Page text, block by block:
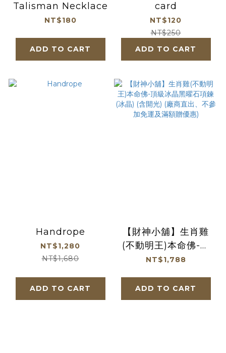
Talisman Necklace
NT$180
ADD TO CART
card
NT$120
NT$250
ADD TO CART
Handrope
NT$1,280
NT$1,680
ADD TO CART
【財神小舖】生肖雞
(不動明王)本命佛-頂
級冰晶黑曜石項鍊(冰
出、不參加免運及滿額
贈優惠)
NT$1,788
ADD TO CART